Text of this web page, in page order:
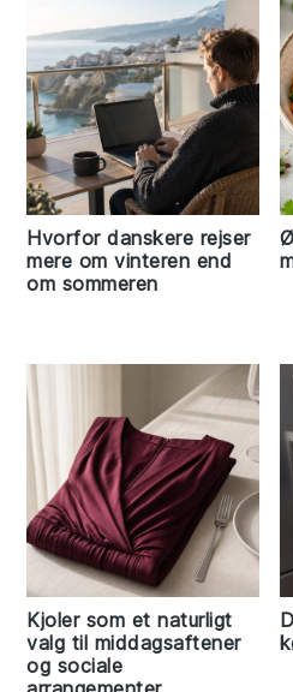
Hvorfor danskere rejser
mere om vinteren end
om sommeren
Kjoler som et naturligt
valg til middagsaftener
og sociale